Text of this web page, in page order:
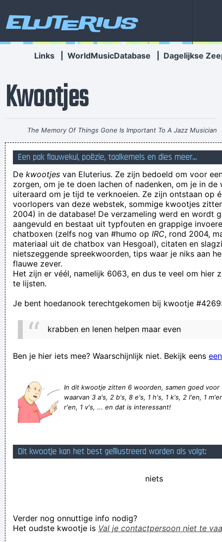
Eluterius
Links WorldMusicDatabase Dagelijkse
Kwootjes
The Memory Of Things Gone Is Important To A Jazz Musician
Things Like Old Folks Singing In The Moonlight In The Back
Yard On A Hot Night Or Something Said Long Ago~ Louis
Armstrong
'Je moet àlles een keertje geprobeerd hebben' betekent
eigenlijk: 'ik heb het karakter niet om nee te zeggen'
het domme verfransen van vernederlandste Franse woorden:
contrôle en zône. Ronduit idiôôt als je´t mij vraagt
al schudt de knaap nog zo kloek, de laatste druppel valt in
De shit uit je verleden is de mest voor je toekomst!
Onvettig kind
this website only has a few categories, and they all suck. ce
si le sosie soucis que ces cent-six saucisses sucré sans
sont seche mais sécable. Ses scies sont solide et ses ciseaux
aussi. Ce sera succés!
...en dat los je dan maar op door maar wat te gaan liggen
och vad exakt gör bön, förutom att slösa tid?
maakt de soap alleen maar charmanter, toch?
Verknoei je tijd op een nuttige manier!
Een pak flauwekul, poëzie, taalkemels en dies meer...
De kwootjes van Eluterius. Ze zijn bedoeld om voor
zorgen, om je te doen lachen of nadenken, om je in de
uiteraard om je tijd te verknoeien. Ze zijn ontstaan op
voorlopers van deze webstek, sommige kwootjes
2004) in de database! De verzameling werd en wordt
aangevuld en bestaat uit typfouten en grappige
chatboxen (zelfs nog van #humo op IRC, rond 2004,
materiaal uit de chatbox van Hesgoal), citaten en
nietszeggende spreekwoorden, tips waar je niks aan
flauwe zever.
Het zijn er véél, namelijk 6063, en dus te veel om hier
te lijsten.
Je bent hoedanook terechtgekomen bij kwootje
krabben en lenen helpen maar even
Ben je hier iets mee? Waarschijnlijk niet. Bekijk eens
In dit kwootje zitten 6 woorden, samen goed
waarvan 3 a's, 2 b's, 8 e's, 1 h's, 1 k's, 2 l'en, 1
r'en, 1 v's, ... en dat is interessant!
Dit kwootje kan het best geïllustreerd worden als volgt:
niets
Verder nog onnuttige info nodig?
Het oudste kwootje is Val je contactpersoon niet te